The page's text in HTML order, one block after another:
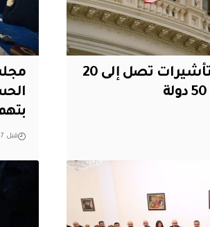
أميركا تقر سندات تأشيرات تصل إلى 20
قبل 7 أيام